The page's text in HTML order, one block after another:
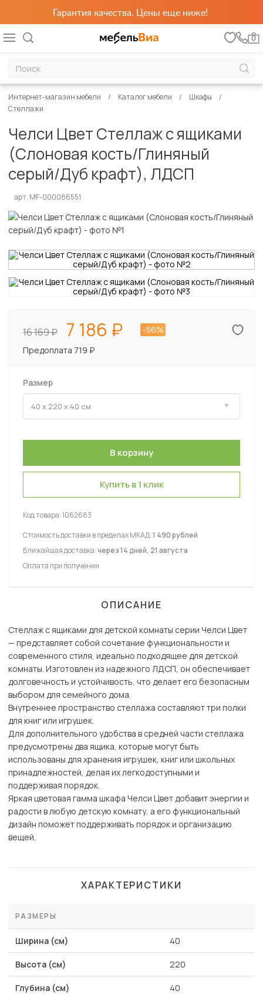
Гарантия качества. Цены еще ниже!
0
Интернет-магазин мебели Каталог мебели
Шкафы
Стеллажи
Челси Цвет Стеллаж с ящиками
(Слоновая кость/Глиняный
серый/Дуб крафт), ЛДСП
арт. MF-000086551
16 169 7 186
-56%
Предоплата 719 ₽
Размер
Купить в 1 клик
Код товара:1062683
Стоимость доставки в пределах МКАД:1 490 рублей
Ближайшая доставка:через 14 дней, 21 августа
Оплата при получении
ОПИСАНИЕ
Стеллаж с ящиками для детской комнаты серии Челси Цвет
— представляет собой сочетание функциональности и
современного стиля, идеально подходящее для детской
комнаты. Изготовлен из надежного ЛДСП, он обеспечивает
долговечность и устойчивость, что делает его безопасным
выбором для семейного дома.
Внутреннее пространство стеллажа составляют три полки
для книг или игрушек.
Для дополнительного удобства в средней части стеллажа
предусмотрены два ящика, которые могут быть
использованы для хранения игрушек, книг или школьных
принадлежностей, делая их легкодоступными и
поддерживая порядок.
Яркая цветовая гамма шкафа Челси Цвет добавит энергии и
радости в любую детскую комнату, а его функциональный
дизайн поможет поддерживать порядок и организацию
вещей.
ХАРАКТЕРИСТИКИ
РАЗМЕРЫ
Ширина (см) 40
Высота (см) 220
Глубина (см) 40